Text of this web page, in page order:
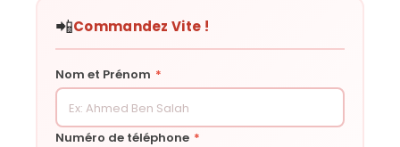
📲Commandez Vite !
Nom et Prénom *
Numéro de téléphone *